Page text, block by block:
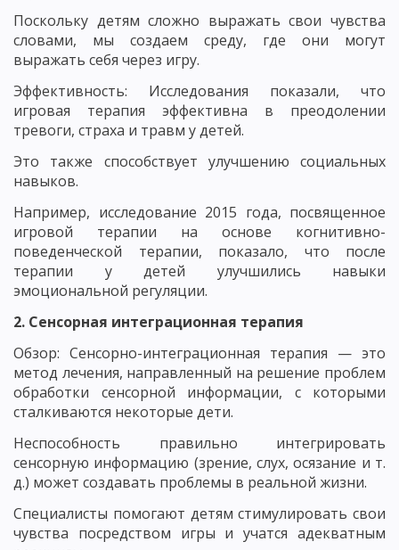
Поскольку детям сложно выражать свои чувства
словами, мы создаем среду, где они могут
выражать себя через игру.
Эффективность: Исследования показали, что
игровая терапия эффективна в преодолении
тревоги, страха и травм у детей.
Это также способствует улучшению социальных
навыков.
Например, исследование 2015 года, посвященное
игровой терапии на основе когнитивно-
поведенческой терапии, показало, что после
терапии у детей улучшились навыки
эмоциональной регуляции.
2. Сенсорная интеграционная терапия
Обзор: Сенсорно-интеграционная терапия — это
метод лечения, направленный на решение проблем
обработки сенсорной информации, с которыми
сталкиваются некоторые дети.
Неспособность правильно интегрировать
сенсорную информацию (зрение, слух, осязание и т.
д.) может создавать проблемы в реальной жизни.
Специалисты помогают детям стимулировать свои
чувства посредством игры и учатся адекватным